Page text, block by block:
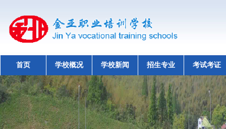
首页 学校概况 学校新闻 招生专业 考试考证